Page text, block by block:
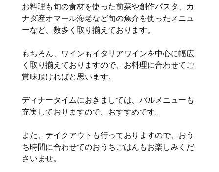
お料理も旬の食材を使った前菜や創作パスタ、カ
ナダ産オマール海老など旬の魚介を使ったメニュ
ーなど、数多く取り揃えております。
もちろん、ワインもイタリアワインを中心に幅広
く取り揃えておりますので、お料理に合わせてご
賞味頂ければと思います。
ディナータイムにおきましては、バルメニューも
充実しておりますので、おすすめです。
また、テイクアウトも行っておりますので、おう
ち時間に合わせてのおうちごはんもお楽しみくだ
さいませ。